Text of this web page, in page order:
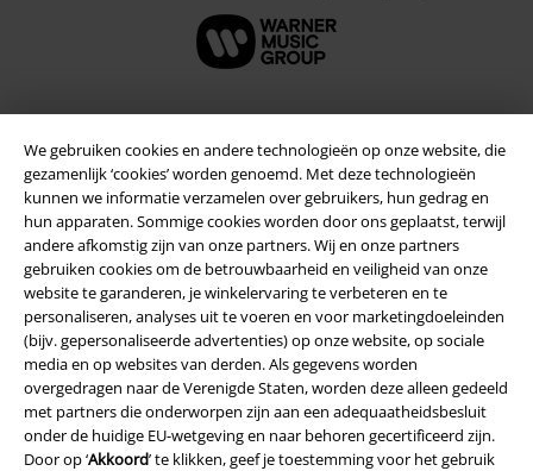
We gebruiken cookies en andere technologieën op onze website, die
gezamenlijk ‘cookies’ worden genoemd. Met deze technologieën
kunnen we informatie verzamelen over gebruikers, hun gedrag en
hun apparaten. Sommige cookies worden door ons geplaatst, terwijl
andere afkomstig zijn van onze partners. Wij en onze partners
gebruiken cookies om de betrouwbaarheid en veiligheid van onze
website te garanderen, je winkelervaring te verbeteren en te
personaliseren, analyses uit te voeren en voor marketingdoeleinden
(bijv. gepersonaliseerde advertenties) op onze website, op sociale
media en op websites van derden. Als gegevens worden
overgedragen naar de Verenigde Staten, worden deze alleen gedeeld
met partners die onderworpen zijn aan een adequaatheidsbesluit
onder de huidige EU-wetgeving en naar behoren gecertificeerd zijn.
Door op ‘Akkoord’ te klikken, geef je toestemming voor het gebruik
Beveiliging